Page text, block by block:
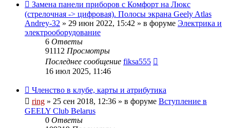
Замена панели приборов с Комфорт на Люкс
(стрелочная -> цифровая). Полосы экрана Geely Atlas
Andrey-32 » 29 июн 2022, 15:42 » в форуме Электрика и
электрооборудование
6 Ответы
91112 Просмотры
Последнее сообщение fiksa555
16 июл 2025, 11:46
Членство в клубе, карты и атрибутика
ring » 25 сен 2018, 12:36 » в форуме Вступление в
GEELY Club Belarus
0 Ответы